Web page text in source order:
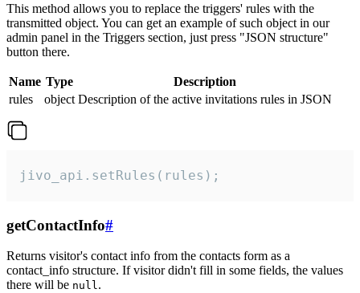
This method allows you to replace the triggers' rules with the
transmitted object. You can get an example of such object in our
admin panel in the Triggers section, just press "JSON structure"
button there.
Name Type
Description
rules
object Description of the active invitations rules in JSON
jivo_api.setRules(rules);
getContactInfo#
Returns visitor's contact info from the contacts form as a
contact_info structure. If visitor didn't fill in some fields, the values
there will be null.